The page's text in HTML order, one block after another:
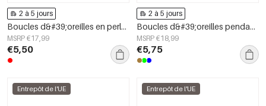
2 à 5 jours
Boucles d&#39;oreilles en perles d&#39;acier inoxydable en forme de cœur, collection Daily Simple, bijoux pour femmes
MSRP €17,99
€5,50
2 à 5 jours
Boucles d&#39;oreilles pendantes en acier inoxydable, motif floral, collection Daily Simple, bijoux pour femmes
MSRP €18,99
€5,75
Entrepôt de l'UE Entrepôt de l'UE